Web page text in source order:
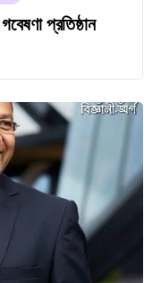
প্রতিষ্ঠান